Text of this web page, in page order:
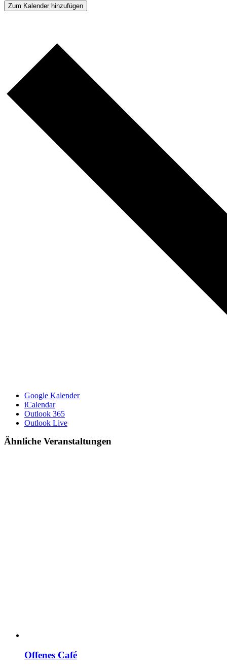
Zum Kalender hinzufügen
Google Kalender
iCalendar
Outlook 365
Outlook Live
Ähnliche Veranstaltungen
Offenes Café